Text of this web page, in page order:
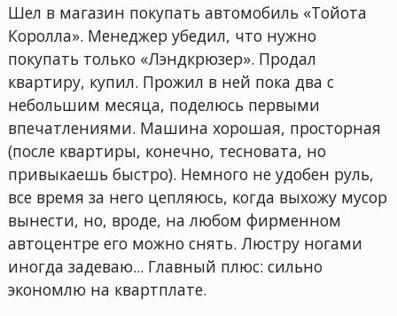
Шел в магазин покупать автомобиль «Тойота
Королла». Менеджер убедил, что нужно
покупать только «Лэндкрюзер». Продал
квартиру, купил. Прожил в ней пока два с
небольшим месяца, поделюсь первыми
впечатлениями. Машина хорошая, просторная
(после квартиры, конечно, тесновата, но
привыкаешь быстро). Немного не удобен руль,
все время за него цепляюсь, когда выхожу мусор
вынести, но, вроде, на любом фирменном
автоцентре его можно снять. Люстру ногами
иногда задеваю... Главный плюс: сильно
экономлю на квартплате.